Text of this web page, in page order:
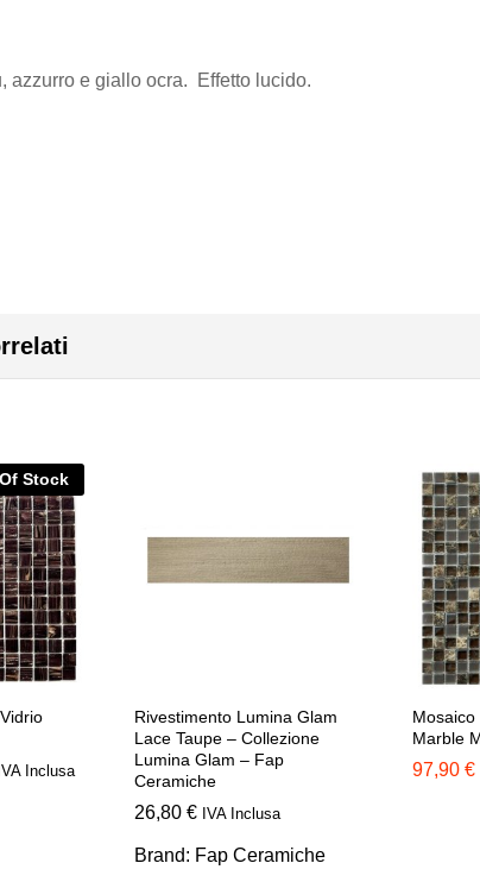
e giallo ocra. Effetto lucido.
Stock
IVA Inclusa
Rivestimento Lumina Glam
Lace Taupe – Collezione
Lumina Glam – Fap
Ceramiche
26,80 € IVA Inclusa
Brand: Fap Ceramiche
Marble
97,90 €